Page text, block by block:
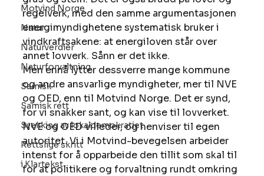
Motvind Norge
Natur
Naturverdier
Naturforvaltning
Samisk
Samisk rett
Svekking av lokaldemokratiet
Rettslige skritt
i Klartekst
regelverk, med den samme argumentasjonen
energimyndighetene systematisk bruker i
vindkraftsakene: at energiloven står over
annet lovverk. Sånn er det ikke.
Men ennå lytter dessverre mange kommune
og andre ansvarlige myndigheter, mer til NVE
og OED, enn til Motvind Norge. Det er synd,
for vi snakker sant, og kan vise til lovverket.
NVE og OED villeder, og henviser til egen
autoritet. Vi i Motvind-bevegelsen arbeider
intenst for å opparbeide den tillit som skal til
for at politikere og forvaltning rundt omkring